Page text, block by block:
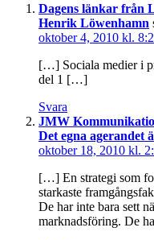
Dagens länkar från
Henrik Löwenhamn
oktober 4, 2010 kl.
[…] Sociala medier i
del 1 […]
Svara
JMW
Det egna agerandet
oktober 18, 2010 kl.
[…] En strategi som
starkaste
De har inte bara sett
marknadsföring. De